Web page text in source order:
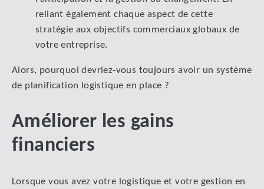
reliant également chaque aspect de cette
stratégie aux objectifs commerciaux globaux de
votre entreprise.
Alors, pourquoi devriez-vous toujours avoir un système
de planification logistique en place ?
Améliorer les gains
financiers
Lorsque vous avez votre logistique et votre gestion en